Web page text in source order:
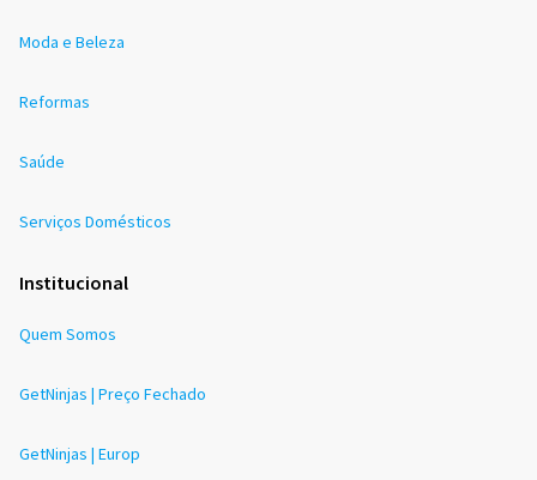
Moda e Beleza
Reformas
Saúde
Serviços Domésticos
Institucional
Quem Somos
GetNinjas | Preço Fechado
GetNinjas | Europ